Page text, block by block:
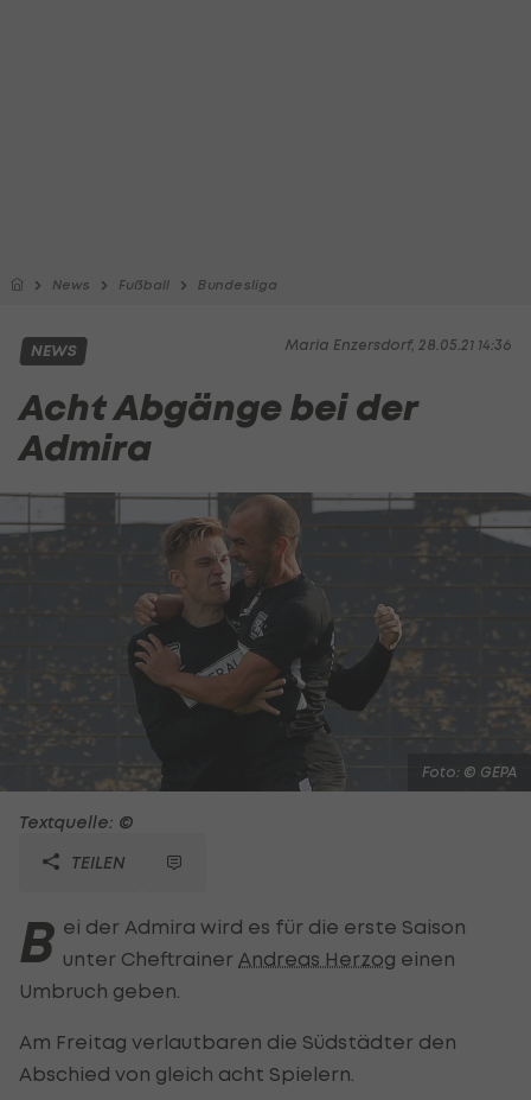
News Fußball Bundesliga
Maria Enzersdorf, 28.05.21 14:36
NEWS
Acht Abgänge bei der
Admira
Foto: © GEPA
Textquelle: ©
TEILEN
B ei der Admira wird es für die erste Saison
unter Cheftrainer Andreas Herzog einen
Umbruch geben.
Am Freitag verlautbaren die Südstädter den
Abschied von gleich acht Spielern.